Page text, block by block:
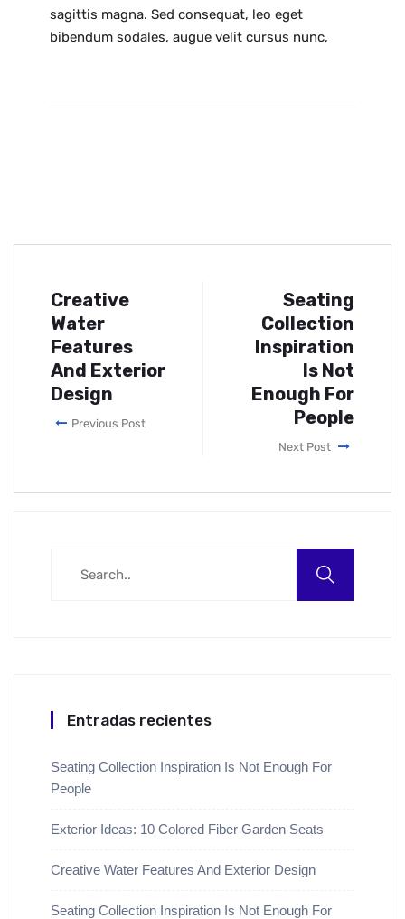
sagittis magna. Sed consequat, leo eget
bibendum sodales, augue velit cursus nunc,
Creative
Water
Features
And Exterior
Design
Previous Post
Seating
Collection
Inspiration
Is Not
Enough For
People
Next Post
Entradas recientes
Seating Collection Inspiration Is Not Enough For
People
Exterior Ideas: 10 Colored Fiber Garden Seats
Creative Water Features And Exterior Design
Seating Collection Inspiration Is Not Enough For